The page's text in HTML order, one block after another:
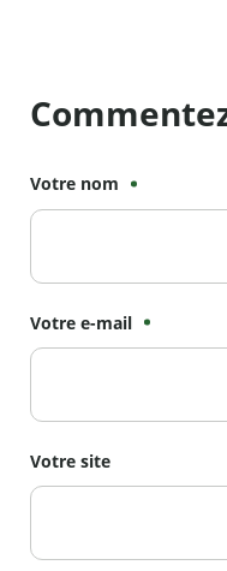
Votre nom
Votre e-mail
Votre site